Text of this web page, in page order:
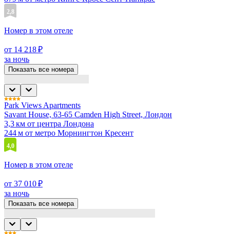
2,8
Номер в этом отеле
от 14 218 ₽
за ночь
Показать все номера
Park Views Apartments
Savant House, 63-65 Camden High Street, Лондон
3,3 км от центра Лондона
244 м от метро Морнингтон Кресент
4,0
Номер в этом отеле
от 37 010 ₽
за ночь
Показать все номера